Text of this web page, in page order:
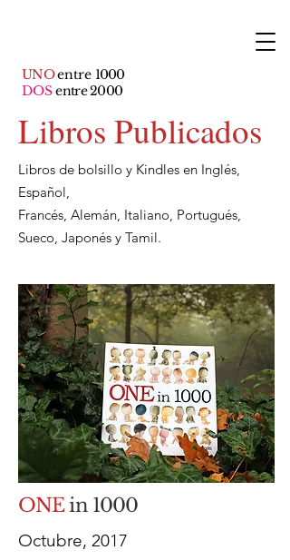
UNOentre 1000
DOSentre 2000
Libros Publicados
Libros de bolsillo y Kindles en Inglés,
Español,
Francés, Alemán, Italiano, Portugués,
Sueco, Japonés y Tamil.
ONEin1000
Octubre, 2017